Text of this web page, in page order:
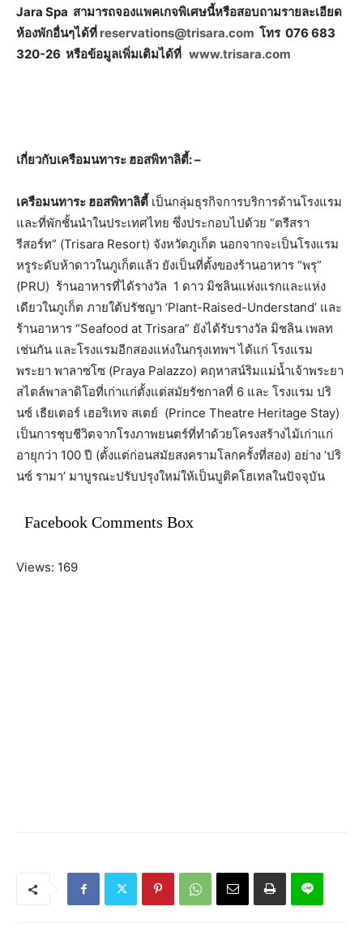
Jara Spa สามารถจองแพคเกจพิเศษนี้หรือสอบถามรายละเอียด
ห้องพักอื่นๆได้ที่ reservations@trisara.com โทร 076 683
320-26 หรือข้อมูลเพิ่มเติมได้ที่ www.trisara.com
เกี่ยวกับเครือมนทาระ ฮอสพิทาลิตี้: –
เครือมนทาระ ฮอสพิทาลิตี้ เป็นกลุ่มธุรกิจการบริการด้านโรงแรม
และที่พักชั้นนำในประเทศไทย ซึ่งประกอบไปด้วย “ตรีสรา
รีสอร์ท” (Trisara Resort) จังหวัดภูเก็ต นอกจากจะเป็นโรงแรม
หรูระดับห้าดาวในภูเก็ตแล้ว ยังเป็นที่ตั้งของร้านอาหาร “พรุ”
(PRU) ร้านอาหารที่ได้รางวัล 1 ดาว มิชลินแห่งแรกและแห่ง
เดียวในภูเก็ต ภายใต้ปรัชญา ‘Plant-Raised-Understand’ และ
ร้านอาหาร “Seafood at Trisara” ยังได้รับรางวัล มิชลิน เพลท
เช่นกัน และโรงแรมอีกสองแห่งในกรุงเทพฯ ได้แก่ โรงแรม
พระยา พาลาซโซ (Praya Palazzo) คฤหาสน์ริมแม่น้ำเจ้าพระยา
สไตล์พาลาดิโอที่เก่าแก่ตั้งแต่สมัยรัชกาลที่ 6 และ โรงแรม ปริ
นซ์ เธียเตอร์ เฮอริเทจ สเตย์ (Prince Theatre Heritage Stay)
เป็นการชุบชีวิตจากโรงภาพยนตร์ที่ทำด้วยโครงสร้างไม้เก่าแก่
อายุกว่า 100 ปี (ตั้งแต่ก่อนสมัยสงครามโลกครั้งที่สอง) อย่าง ‘ปริ
นซ์ รามา’ มาบูรณะปรับปรุงใหม่ให้เป็นบูติคโฮเทลในปัจจุบัน
Facebook Comments Box
Views: 169